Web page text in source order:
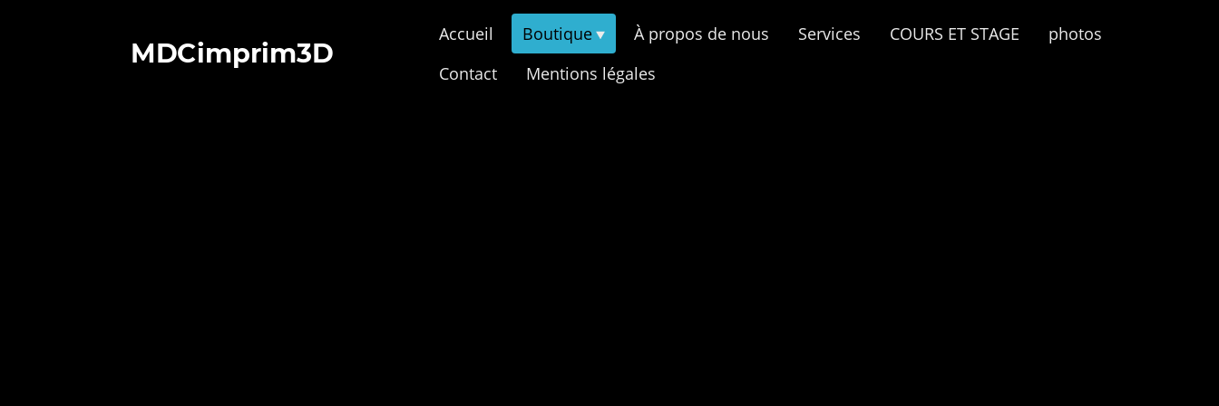
MDCimprim3D
Accueil Boutique À propos de nous Services COURS ET STAGE
photos
Contact
Mentions légales